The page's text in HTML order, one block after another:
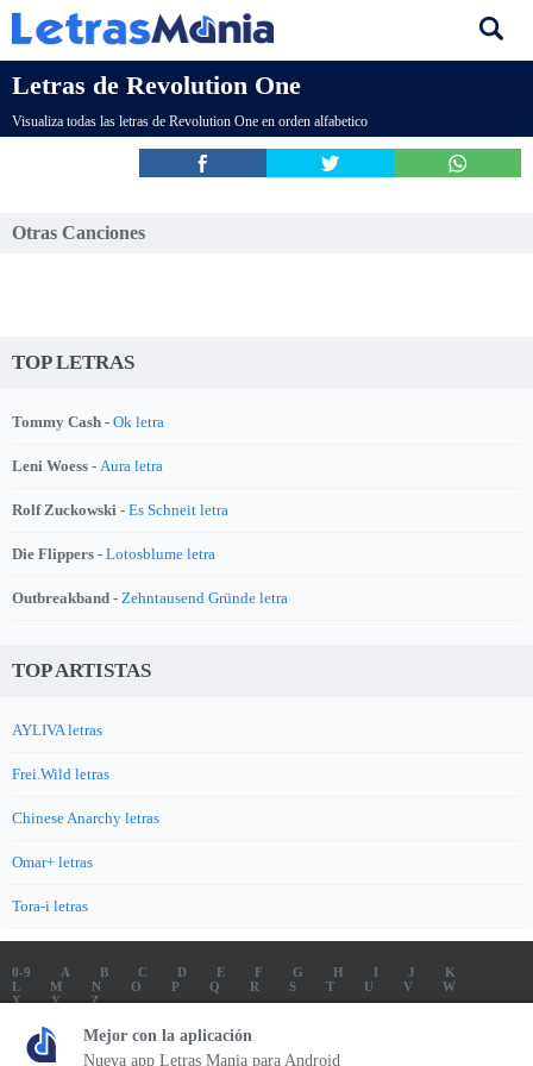
Letras de Revolution One
Visualiza todas las letras de Revolution One en orden alfabetico
Otras Canciones
TOP LETRAS
Tommy Cash - Ok letra
Leni Woess - Aura letra
Rolf Zuckowski - Es Schneit letra
Die Flippers - Lotosblume letra
Outbreakband - Zehntausend Gründe letra
TOP ARTISTAS
AYLIVA letras
Frei.Wild letras
Chinese Anarchy letras
Omar+ letras
Tora-i letras
0-9 A B C D E F G H I J
K
L
M N O P Q R S T U V
W
X
Y
Z
LETRAS
SOUNDTRACK LETRAS
TOP 100 LETRAS
ENVIA LETRAS
Mejor con la aplicación
Nueva app Letras Mania para Android